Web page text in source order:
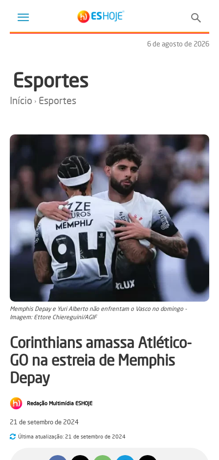
6 de agosto de 2026
Esportes
Início Esportes
Memphis Depay e Yuri Alberto não enfrentam o Vasco no domingo -
Imagem: Ettore Chiereguini/AGIF
Corinthians amassa Atlético-
GO na estreia de Memphis
Depay
Redação Multimídia ESHOJE
21 de setembro de 2024
Última atualização: 21 de setembro de 2024